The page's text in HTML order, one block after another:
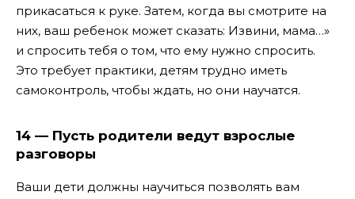
прикасаться к руке. Затем, когда вы смотрите на
них, ваш ребенок может сказать: Извини, мама…»
и спросить тебя о том, что ему нужно спросить.
Это требует практики, детям трудно иметь
самоконтроль, чтобы ждать, но они научатся.
14 — Пусть родители ведут взрослые
разговоры
Ваши дети должны научиться позволять вам